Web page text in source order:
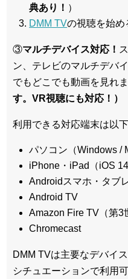
典あり！ ）
DMM TVの視聴を始め
③マルチデバイス対応！
ン、テレビのマルチデバ
でもどこでも動画を見れま
す。VR視聴にも対応！）
利用できる対応端末は以下
パソコン（Windows /
iPhone・iPad（iOS
Androidスマホ・タブ
Android TV
Amazon Fire TV（第3
Chromecast
DMM TVは主要なデバイ
シチュエーションで利用可